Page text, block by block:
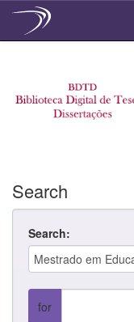
Search
Search:
for